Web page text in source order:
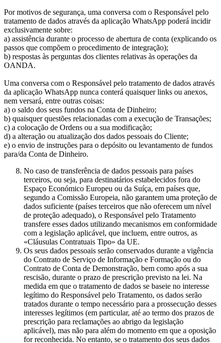
Por motivos de segurança, uma conversa com o Responsável pelo
tratamento de dados através da aplicação WhatsApp poderá incidir
exclusivamente sobre:
a) assistência durante o processo de abertura de conta (explicando os
passos que compõem o procedimento de integração);
b) respostas às perguntas dos clientes relativas às operações da
OANDA.
Uma conversa com o Responsável pelo tratamento de dados através
da aplicação WhatsApp nunca conterá quaisquer links ou anexos,
nem versará, entre outras coisas:
a) o saldo dos seus fundos na Conta de Dinheiro;
b) quaisquer questões relacionadas com a execução de Transações;
c) a colocação de Ordens ou a sua modificação;
d) a alteração ou atualização dos dados pessoais do Cliente;
e) o envio de instruções para o depósito ou levantamento de fundos
para/da Conta de Dinheiro.
No caso de transferência de dados pessoais para países
terceiros, ou seja, para destinatários estabelecidos fora do
Espaço Económico Europeu ou da Suíça, em países que,
segundo a Comissão Europeia, não garantem uma proteção de
dados suficiente (países terceiros que não oferecem um nível
de proteção adequado), o Responsável pelo Tratamento
transfere esses dados utilizando mecanismos em conformidade
com a legislação aplicável, que incluem, entre outros, as
«Cláusulas Contratuais Tipo» da UE.
Os seus dados pessoais serão conservados durante a vigência
do Contrato de Serviço de Informação e Formação ou do
Contrato de Conta de Demonstração, bem como após a sua
rescisão, durante o prazo de prescrição previsto na lei. Na
medida em que o tratamento de dados se baseie no interesse
legítimo do Responsável pelo Tratamento, os dados serão
tratados durante o tempo necessário para a prossecução desses
interesses legítimos (em particular, até ao termo dos prazos de
prescrição para reclamações ao abrigo da legislação
aplicável), mas não para além do momento em que a oposição
for reconhecida. No entanto, se o tratamento dos seus dados